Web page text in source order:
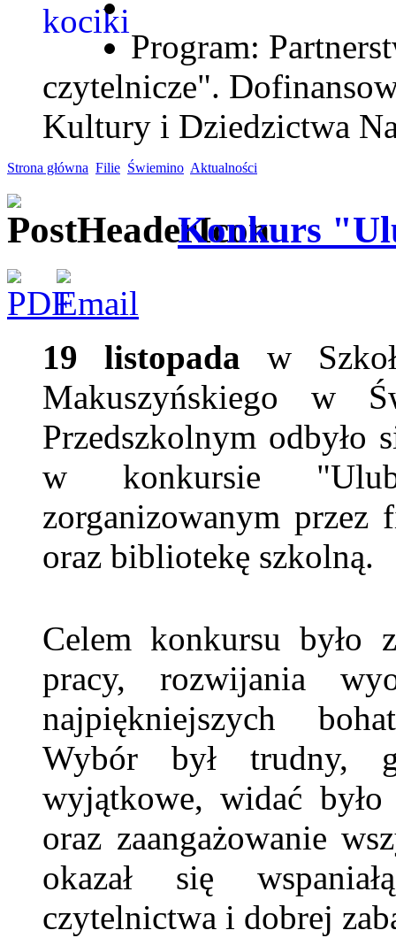
Program:
czytelnicze".
Kultury i Dziedzictwa
Strona główna Filie Świemino Aktualności
Konkurs
19 listopada w
Makuszyńskiego w
Przedszkolnym odbyło
w konkursie
zorganizowanym
oraz bibliotekę szkolną.
Celem konkursu było
pracy, rozwijania
najpiękniejszych
Wybór był trudny,
wyjątkowe, widać
oraz zaangażowanie
okazał się
czytelnictwa i dobrej